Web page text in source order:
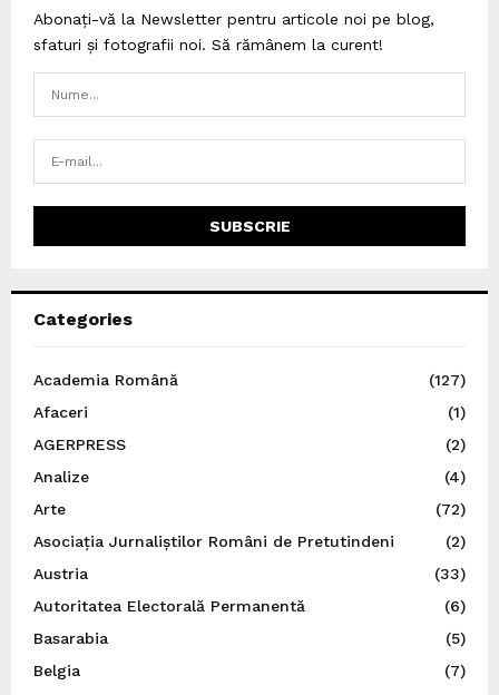
Abonați-vă la Newsletter pentru articole noi pe blog,
sfaturi și fotografii noi. Să rămânem la curent!
Categories
Academia Română
(127)
Afaceri
(1)
AGERPRESS
(2)
Analize
(4)
Arte
(72)
Asociația Jurnaliștilor Români de Pretutindeni
(2)
Austria
(33)
Autoritatea Electorală Permanentă
(6)
Basarabia
(5)
Belgia
(7)